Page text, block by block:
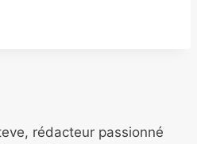
rédacteur passionné